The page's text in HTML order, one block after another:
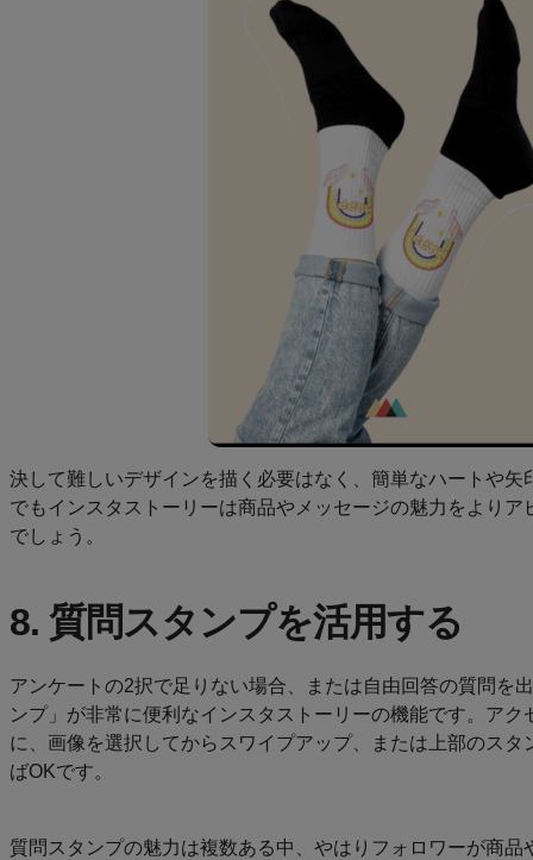
決して難しいデザインを描く必要はなく、簡単なハートや矢
でもインスタストーリーは商品やメッセージの魅力をより
でしょう。
8. 質問スタンプを活用する
アンケートの2択で足りない場合、または自由回答の質問を
ンプ」が非常に便利なインスタストーリーの機能です。ア
に、画像を選択してからスワイプアップ、または上部のス
ばOKです。
質問スタンプの魅力は複数ある中、やはりフォロワーが商